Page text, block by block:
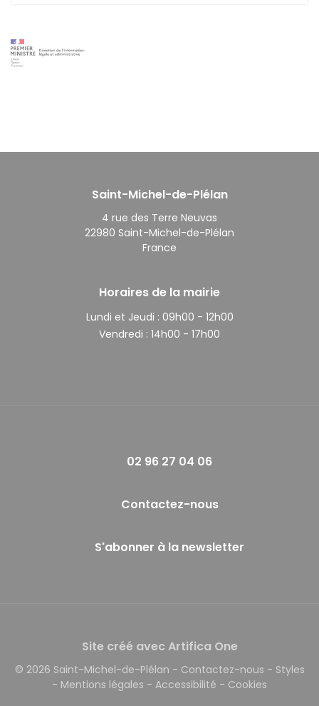
Saint-Michel-de-Plélan
4 rue des Terre Neuvas
22980 Saint-Michel-de-Plélan
France
Horaires de la mairie
Lundi et Jeudi : 09h00 - 12h00
Vendredi : 14h00 - 17h00
02 96 27 04 06
Contactez-nous
S'abonner à la newsletter
Site créé avec Artifica One
© 2026 Saint-Michel-de-Plélan - Contactez-nous - Styles
- Mentions légales - Accessibilité - Cookies